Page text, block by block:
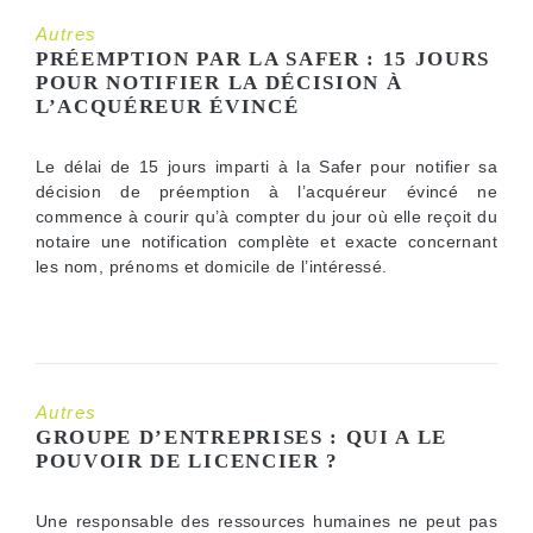
Autres
PRÉEMPTION PAR LA SAFER : 15 JOURS
POUR NOTIFIER LA DÉCISION À
L’ACQUÉREUR ÉVINCÉ
Le délai de 15 jours imparti à la Safer pour notifier sa
décision de préemption à l’acquéreur évincé ne
commence à courir qu’à compter du jour où elle reçoit du
notaire une notification complète et exacte concernant
les nom, prénoms et domicile de l’intéressé.
Autres
GROUPE D’ENTREPRISES : QUI A LE
POUVOIR DE LICENCIER ?
Une responsable des ressources humaines ne peut pas